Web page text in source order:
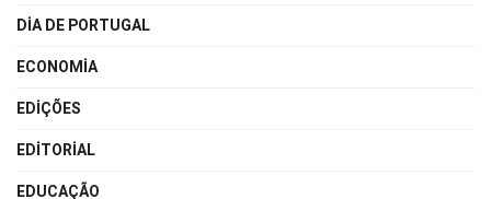
DIA DE PORTUGAL
ECONOMIA
EDIÇÕES
EDITORIAL
EDUCAÇÃO